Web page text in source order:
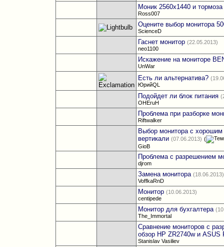
Моник 2560x1440 и
Ross007
Оцените выбор монитора
ScienceD
Гаснет монитор (22.05.2013)
neo1100
Искажение на мониторе
UnWar
Есть ли альтернатива?
ЮрийQL
Подойдет ли блок питания
OHEruH
Проблема при разборке
Riftwalker
Выбор монитора с хорошим
вертикали (07.06.2013) (
GioB
Проблема с разрешением
djrom
Замена монитора (18.06.2013)
VoffkaRnD
Монитор (10.06.2013)
centipede
Монитор для бухгалтера
The_Immortal
Сравнение мониторов с
обзор HP ZR2740w и ASUS
Stanislav Vasiliev